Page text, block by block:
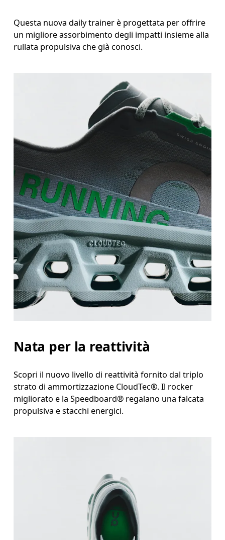
Questa nuova daily trainer è progettata per offrire
un migliore assorbimento degli impatti insieme alla
rullata propulsiva che già conosci.
Nata per la reattività
Scopri il nuovo livello di reattività fornito dal triplo
strato di ammortizzazione CloudTec®. Il rocker
migliorato e la Speedboard® regalano una falcata
propulsiva e stacchi energici.